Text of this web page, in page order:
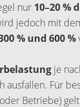
nur 10–20 %
jedoch mit
% und 600 %
je
Für
Betriebe)